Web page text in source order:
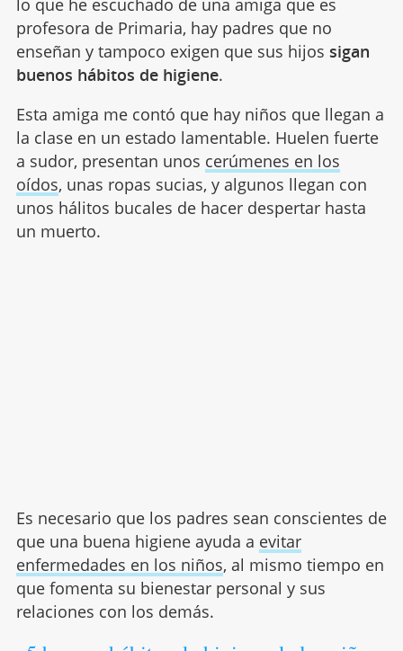
lo que he escuchado de una amiga que es
profesora de Primaria, hay padres que no
enseñan y tampoco exigen que sus hijos sigan
buenos hábitos de higiene.
Esta amiga me contó que hay niños que llegan a
la clase en un estado lamentable. Huelen fuerte
a sudor, presentan unos cerúmenes en los
oídos, unas ropas sucias, y algunos llegan con
unos hálitos bucales de hacer despertar hasta
un muerto.
Es necesario que los padres sean conscientes de
que una buena higiene ayuda a evitar
enfermedades en los niños, al mismo tiempo en
que fomenta su bienestar personal y sus
relaciones con los demás.